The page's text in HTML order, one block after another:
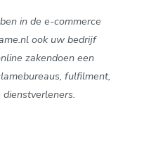
in de e-commerce
ook uw bedrijf
zakendoen een
fulfilment,